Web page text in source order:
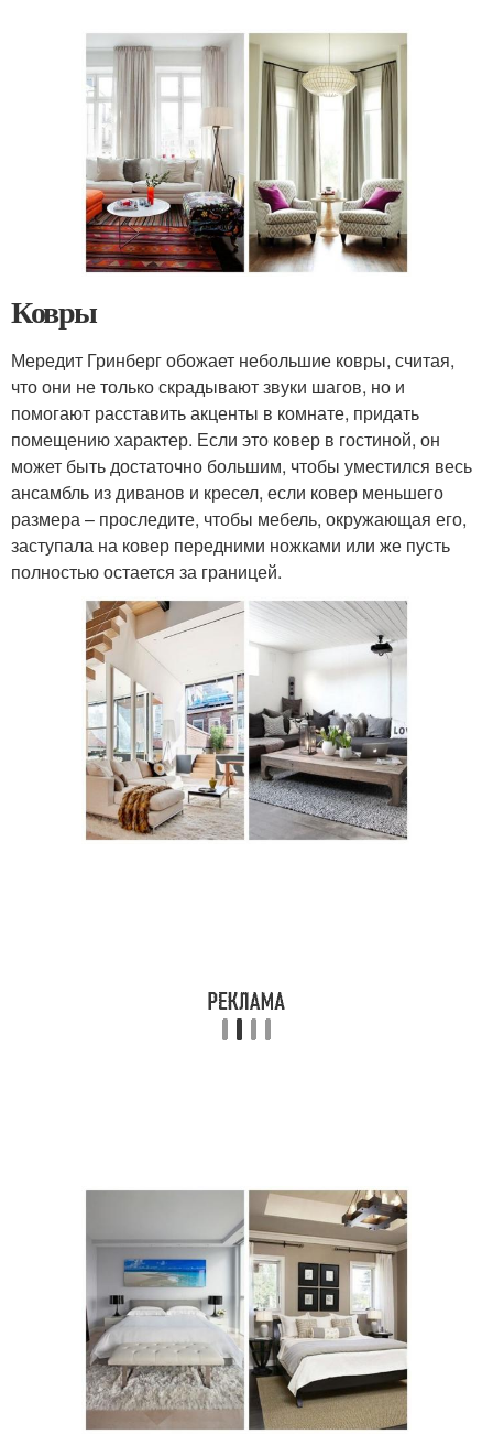
Ковры
Мередит Гринберг обожает небольшие ковры, считая,
что они не только скрадывают звуки шагов, но и
помогают расставить акценты в комнате, придать
помещению характер. Если это ковер в гостиной, он
может быть достаточно большим, чтобы уместился весь
ансамбль из диванов и кресел, если ковер меньшего
размера – проследите, чтобы мебель, окружающая его,
заступала на ковер передними ножками или же пусть
полностью остается за границей.